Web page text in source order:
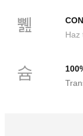
Haz